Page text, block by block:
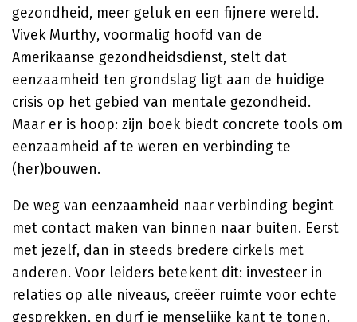
gezondheid, meer geluk en een fijnere wereld.
Vivek Murthy, voormalig hoofd van de
Amerikaanse gezondheidsdienst, stelt dat
eenzaamheid ten grondslag ligt aan de huidige
crisis op het gebied van mentale gezondheid.
Maar er is hoop: zijn boek biedt concrete tools om
eenzaamheid af te weren en verbinding te
(her)bouwen.
De weg van eenzaamheid naar verbinding begint
met contact maken van binnen naar buiten. Eerst
met jezelf, dan in steeds bredere cirkels met
anderen. Voor leiders betekent dit: investeer in
relaties op alle niveaus, creëer ruimte voor echte
gesprekken, en durf je menselijke kant te tonen.